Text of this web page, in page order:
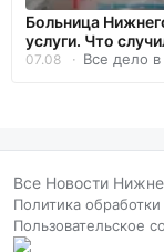
Больница
услуги. Что
07.08 Все дело
Все Новости
Политика
Пользовательское